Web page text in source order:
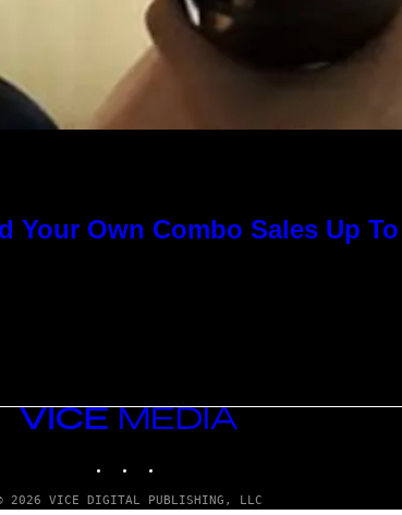
Your Own Combo Sales Up To
VICE
2026 VICE DIGITAL PUBLISHING, LLC